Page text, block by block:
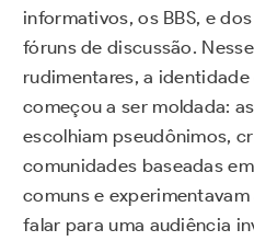
informativos, os BBS, e
fóruns de discussão.
rudimentares, a
começou a ser moldada:
escolhiam pseudônimos,
comunidades baseadas
comuns e
falar para uma audiência